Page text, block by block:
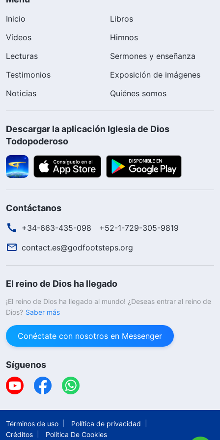
Inicio
Libros
Vídeos
Himnos
Lecturas
Sermones y enseñanza
Testimonios
Exposición de imágenes
Noticias
Quiénes somos
Descargar la aplicación Iglesia de Dios
Todopoderoso
Contáctanos
+34-663-435-098
+52-1-729-305-9819
contact.es@godfootsteps.org
El reino de Dios ha llegado
¡El reino de Dios ha llegado al mundo! ¿Deseas entrar al reino de
Dios? Saber más
Conéctate con nosotros en Messenger
Síguenos
Términos de uso
Política de privacidad
Créditos
Política De Cookies